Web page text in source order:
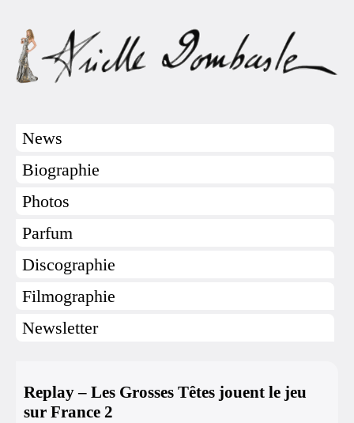
News
Biographie
Photos
Parfum
Discographie
Filmographie
Newsletter
Replay – Les Grosses Têtes jouent le jeu
sur France 2